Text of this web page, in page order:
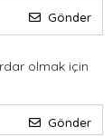
Gönder
olmak için
Gönder